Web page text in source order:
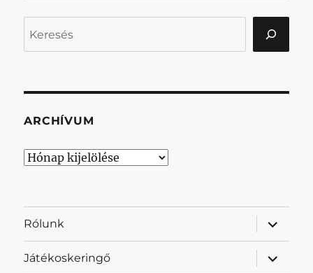
ARCHÍVUM
Archívum
Rólunk
almenü
Játékoskeringő
almenü